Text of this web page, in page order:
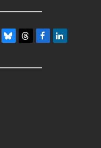
BlueskyThreadsFacebookLinkedIn